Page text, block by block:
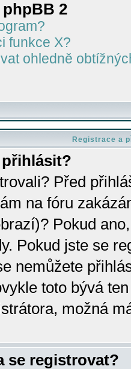
2
funkce X?
ohledně
Registrace a
Před
na fóru
Pokud
Pokud jste se
nemůžete
toto bývá
možná
se registrovat?